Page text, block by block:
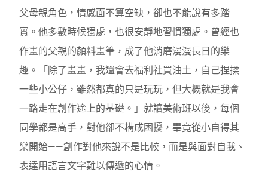
父母親角色，情感面不算空缺，卻也不能說有多踏
實。他多數時候獨處，也很安靜地習慣獨處。曾經也
作畫的父親的顏料畫筆，成了他消磨漫漫長日的樂
趣。「除了畫畫，我還會去福利社買油土，自己捏揉
一些小公仔，雖然都真的只是玩玩，但大概就是我會
一路走在創作途上的基礎。」就讀美術班以後，每個
同學都是高手，對他卻不構成困擾，畢竟從小自得其
樂開始——創作對他來說不是比較，而是與面對自我、
表達用語言文字難以傳遞的心情。